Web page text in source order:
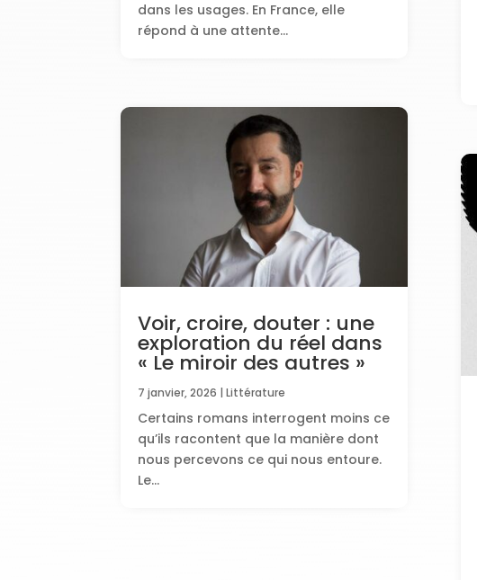
dans les usages. En France, elle
répond à une attente...
Voir, croire, douter : une
exploration du réel dans
« Le miroir des autres »
7 janvier, 2026 |Littérature
Certains romans interrogent moins ce
qu’ils racontent que la manière dont
nous percevons ce qui nous entoure.
Le...